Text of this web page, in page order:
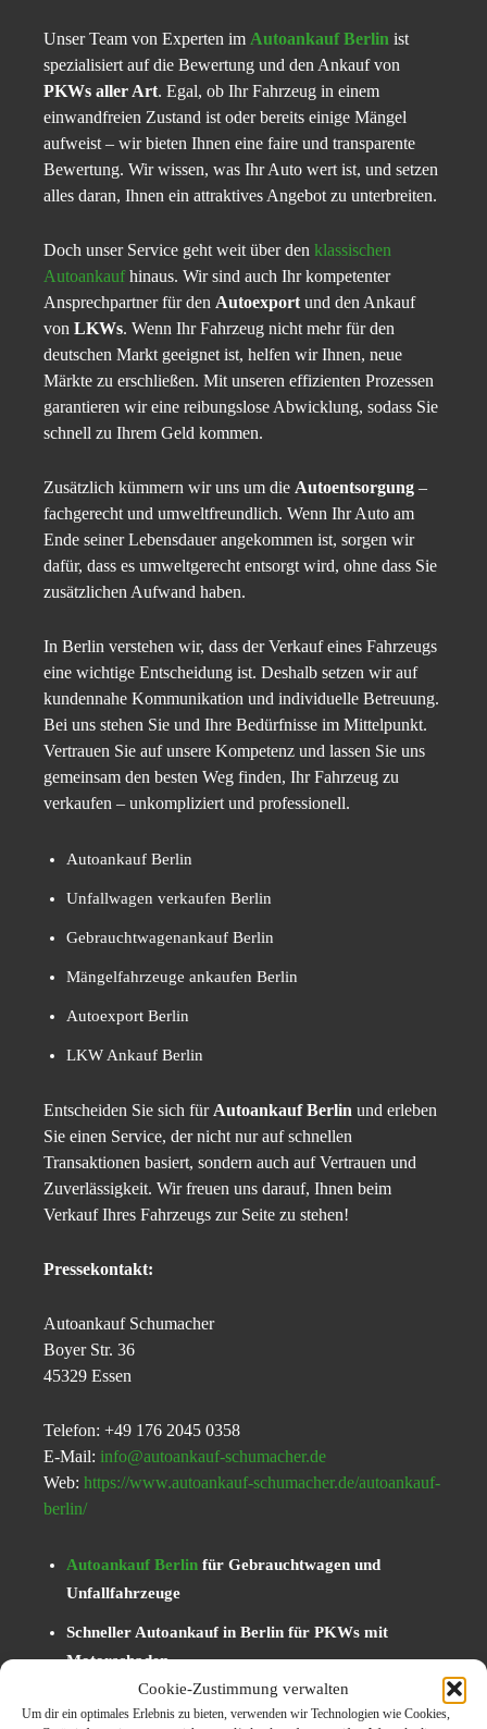
Cookie-Zustimmung verwalten
Um dir ein optimales Erlebnis zu bieten, verwenden wir Technologien wie Cookies,
Unser Team von Experten im Autoankauf Berlin ist
spezialisiert auf die Bewertung und den Ankauf von
PKWs aller Art. Egal, ob Ihr Fahrzeug in einem
einwandfreien Zustand ist oder bereits einige Mängel
aufweist – wir bieten Ihnen eine faire und transparente
Bewertung. Wir wissen, was Ihr Auto wert ist, und setzen
alles daran, Ihnen ein attraktives Angebot zu unterbreiten.
Doch unser Service geht weit über den klassischen
Autoankaufhinaus. Wir sind auch Ihr kompetenter
Ansprechpartner für den Autoexport und den Ankauf
von LKWs. Wenn Ihr Fahrzeug nicht mehr für den
deutschen Markt geeignet ist, helfen wir Ihnen, neue
Märkte zu erschließen. Mit unseren effizienten Prozessen
garantieren wir eine reibungslose Abwicklung, sodass Sie
schnell zu Ihrem Geld kommen.
Zusätzlich kümmern wir uns um die Autoentsorgung –
fachgerecht und umweltfreundlich. Wenn Ihr Auto am
Ende seiner Lebensdauer angekommen ist, sorgen wir
dafür, dass es umweltgerecht entsorgt wird, ohne dass Sie
zusätzlichen Aufwand haben.
In Berlin verstehen wir, dass der Verkauf eines Fahrzeugs
eine wichtige Entscheidung ist. Deshalb setzen wir auf
kundennahe Kommunikation und individuelle Betreuung.
Bei uns stehen Sie und Ihre Bedürfnisse im Mittelpunkt.
Vertrauen Sie auf unsere Kompetenz und lassen Sie uns
gemeinsam den besten Weg finden, Ihr Fahrzeug zu
verkaufen – unkompliziert und professionell.
Autoankauf Berlin
Unfallwagen verkaufen Berlin
Gebrauchtwagenankauf Berlin
Mängelfahrzeuge ankaufen Berlin
Autoexport Berlin
LKW Ankauf Berlin
Entscheiden Sie sich für Autoankauf Berlin und erleben
Sie einen Service, der nicht nur auf schnellen
Transaktionen basiert, sondern auch auf Vertrauen und
Zuverlässigkeit. Wir freuen uns darauf, Ihnen beim
Verkauf Ihres Fahrzeugs zur Seite zu stehen!
Pressekontakt:
Autoankauf Schumacher
Boyer Str. 36
45329 Essen
Telefon: +49 176 2045 0358
E-Mail: info@autoankauf-schumacher.de
Web: https://www.autoankauf-schumacher.de/autoankauf-
berlin/
Autoankauf Berlin für Gebrauchtwagen und
Unfallfahrzeuge
Schneller Autoankauf in Berlin für PKWs mit
Motorschaden
Unkomplizierter Autoexport Berlin für